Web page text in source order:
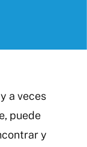
a veces
puede
y